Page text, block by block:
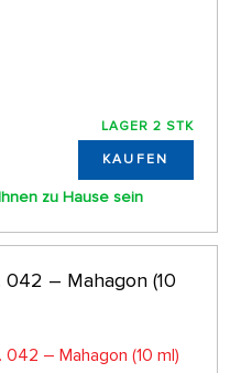
LAGER 2 STK
KAUFEN
zu Hause sein
042 – Mahagon (10